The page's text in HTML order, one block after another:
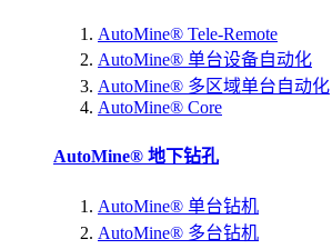
AutoMine® Tele-Remote
AutoMine® 单台设备自动化
AutoMine® 多区域单台自动化
AutoMine® Core
AutoMine® 地下钻孔
AutoMine® 单台钻机
AutoMine® 多台钻机